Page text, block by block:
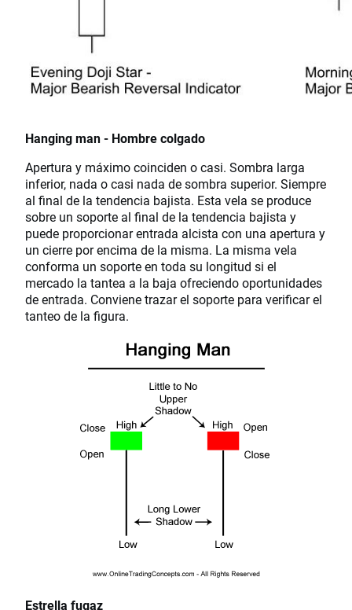
Hanging man - Hombre colgado
Apertura y máximo coinciden o casi. Sombra larga
inferior, nada o casi nada de sombra superior. Siempre
al final de la tendencia bajista. Esta vela se produce
sobre un soporte al final de la tendencia bajista y
puede proporcionar entrada alcista con una apertura y
un cierre por encima de la misma. La misma vela
conforma un soporte en toda su longitud si el
mercado la tantea a la baja ofreciendo oportunidades
de entrada. Conviene trazar el soporte para verificar el
tanteo de la figura.
Estrella fugaz